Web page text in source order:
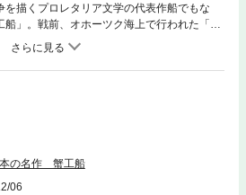
を描くプロレタリア文学の代表作船でもな
」。戦前、オホーツク海上で行われた「た
漁船。そこは、航海法や工場法に適用され
。まさに海上に浮かぶ過酷な労働の場だっ
よる暴力・虐待、過労や病気で次々と倒れて
意識に目覚めてゆく――。本作は、小林多喜
に高く、複数の言語に翻訳されている作品
の名作 蟹工船
06